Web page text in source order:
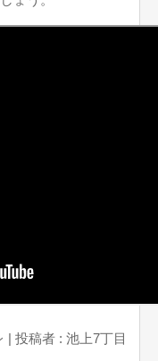
| 投稿者 : 池上7丁目